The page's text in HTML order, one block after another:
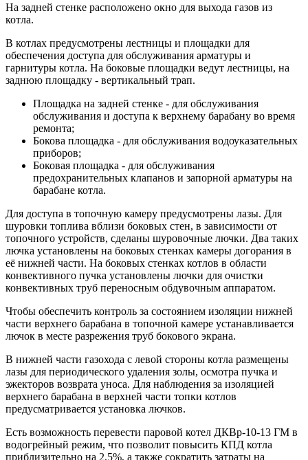
На задней стенке расположено окно для выхода газов из
котла.
В котлах предусмотрены лестницы и площадки для
обеспечения доступа для обслуживания арматуры и
гарнитуры котла. На боковые площадки ведут лестницы, на
заднюю площадку - вертикальный трап.
Площадка на задней стенке - для обслуживания
обслуживания и доступа к верхнему барабану во время
ремонта;
Бокова площадка - для обслуживания водоуказательных
приборов;
Боковая площадка - для обслуживания
предохранительных клапанов и запорной арматуры на
барабане котла.
Для доступа в топочную камеру предусмотрены лазы. Для
шуровки топлива вблизи боковых стен, в зависимости от
топочного устройств, сделаны шуровочные лючки. Два таких
лючка установлены на боковых стенках камеры догорания в
её нижней части. На боковых стенках котлов в области
конвективного пучка установлены лючки для очистки
конвективных труб переносным обдувочным аппаратом.
Чтобы обеспечить контроль за состоянием изоляции нижней
части верхнего барабана в топочной камере устанавливается
лючок в месте разрежения труб бокового экрана.
В нижней части газохода с левой стороны котла размещены
лазы для периодического удаления золы, осмотра пучка и
эжекторов возврата уноса. Для наблюдения за изоляцией
верхнего барабана в верхней части топки котлов
предусматривается установка лючков.
Есть возможность перевести паровой котел ДКВр-10-13 ГМ в
водогрейный режим, что позволит повысить КПД котла
приблизительно на 2,5%, а также сократить затраты на